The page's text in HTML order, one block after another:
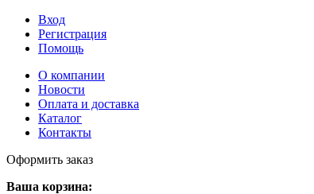
Вход
Регистрация
Помощь
О компании
Новости
Оплата и доставка
Каталог
Контакты
Оформить заказ
Ваша корзина: